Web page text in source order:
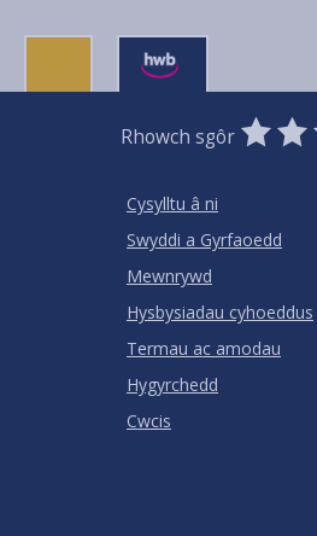
Rhowch sgôr
0
Stars
1
Star
2
Cysylltu â ni
Swyddi a Gyrfaoedd
Mewnrywd
Hysbysiadau cyhoeddus
Termau ac amodau
Hygyrchedd
Cwcis